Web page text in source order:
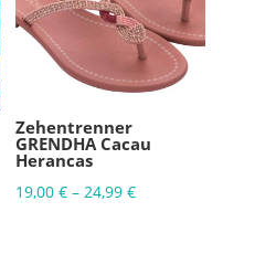
Zehentrenner
GRENDHA Cacau
Herancas
19,00€ – 24,99€